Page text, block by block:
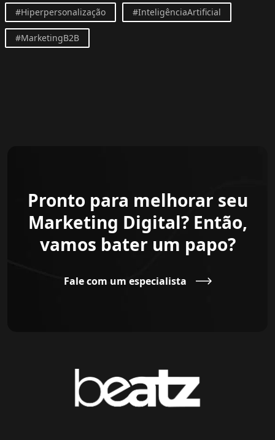
#Hiperpersonalização #InteligênciaArtificial
#MarketingB2B
Pronto para melhorar seu
Marketing Digital? Então,
vamos bater um papo?
Fale com um especialista